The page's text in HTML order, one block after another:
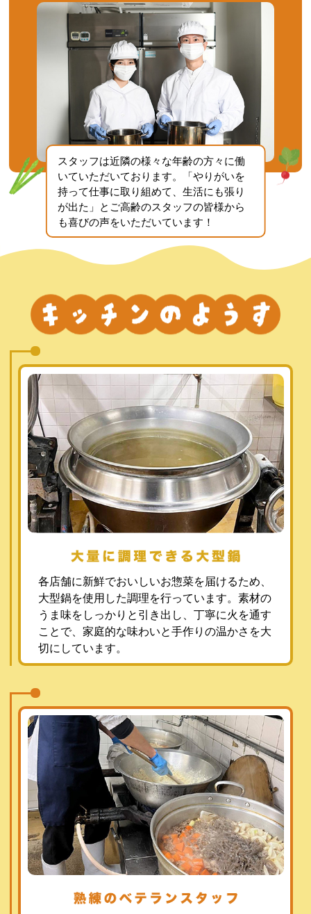
スタッフは近隣の様々な年齢の方々に働
いていただいております。「やりがいを
持って仕事に取り組めて、生活にも張り
が出た」とご高齢のスタッフの皆様から
も喜びの声をいただいています！
各店舗に新鮮でおいしいお惣菜を届けるため、
大型鍋を使用した調理を行っています。素材の
うま味をしっかりと引き出し、丁寧に火を通す
ことで、家庭的な味わいと手作りの温かさを大
切にしています。